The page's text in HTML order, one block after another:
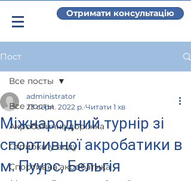
Отримати консультацію
Пост
Все посты
Акробатична доріжка
Стрибки у воду
Спортивна акробатика
Все посты
Міжнародний турнір зі
спортивної акробатики в
м. Пуурс, Бельгія
administrator
23 серп. 2022 р. Читати 1 хв